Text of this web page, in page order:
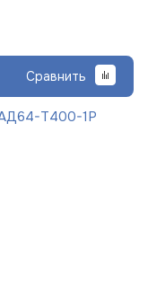
Сравнить
Т400-1Р